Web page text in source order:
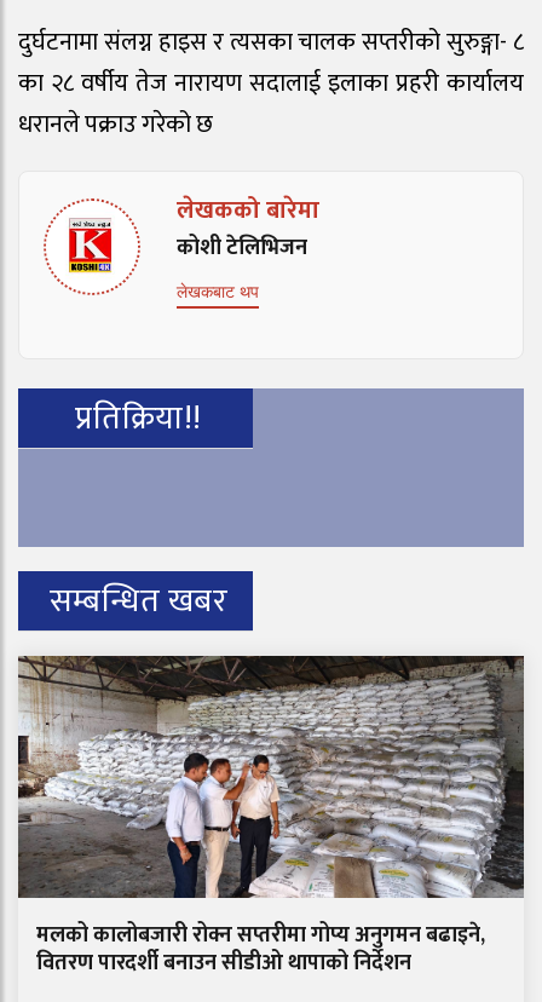
दुर्घटनामा संलग्न हाइस र त्यसका चालक सप्तरीको सुरुङ्गा- ८
का २८ वर्षीय तेज नारायण सदालाई इलाका प्रहरी कार्यालय
धरानले पक्राउ गरेको छ
लेखकको बारेमा
कोशी टेलिभिजन
लेखकबाट थप
प्रतिक्रिया!!
सम्बन्धित खबर
मलको कालोबजारी रोक्न सप्तरीमा गोप्य अनुगमन बढाइने,
वितरण पारदर्शी बनाउन सीडीओ थापाको निर्देशन